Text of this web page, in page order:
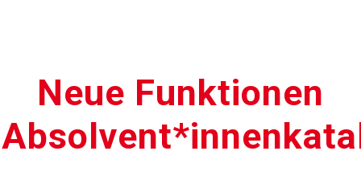
Neue Funktionen